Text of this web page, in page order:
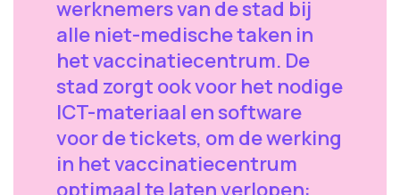
werknemers van de stad bij
alle niet-medische taken in
het vaccinatiecentrum. De
stad zorgt ook voor het nodige
ICT-materiaal en software
voor de tickets, om de werking
in het vaccinatiecentrum
optimaal te laten verlopen: